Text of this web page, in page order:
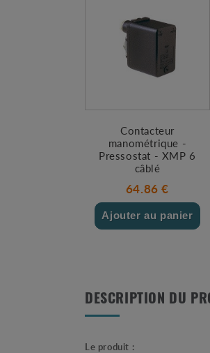
Contacteur
manométrique -
Pressostat - XMP 6
câblé
64.86 €
Ajouter au panier
DESCRIPTION DU
Le produit :